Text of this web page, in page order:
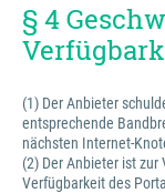
§ 4
(1) Der Anbieter
entsprechende
nächsten Internet-
(2) Der Anbieter ist
Verfügbarkeit des